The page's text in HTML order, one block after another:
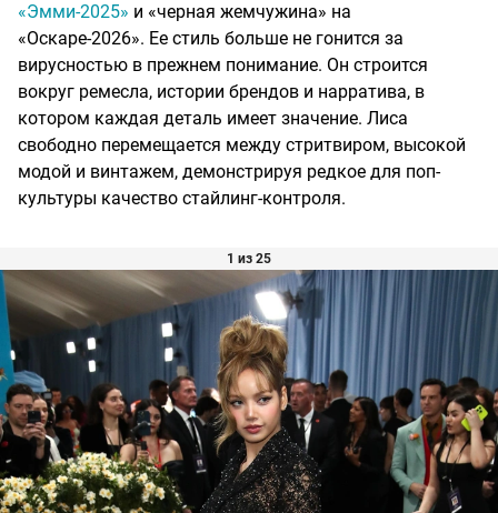
«Эмми-2025» и «черная жемчужина» на
«Оскаре-2026». Ее стиль больше не гонится за
вирусностью в прежнем понимание. Он строится
вокруг ремесла, истории брендов и нарратива, в
котором каждая деталь имеет значение. Лиса
свободно перемещается между стритвиром, высокой
модой и винтажем, демонстрируя редкое для поп-
культуры качество стайлинг-контроля.
1 из 25